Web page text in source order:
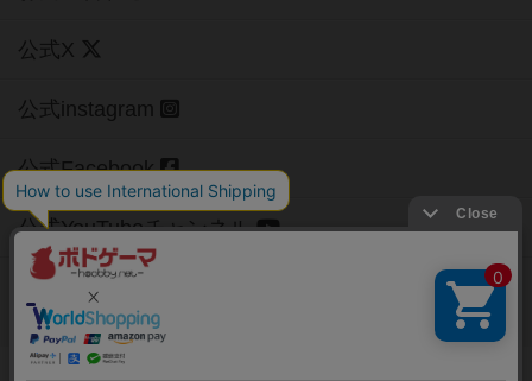
公式X
公式instagram
公式Facebook
公式YouTubeチャンネル